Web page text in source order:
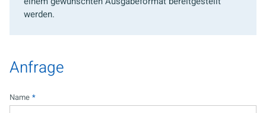
werden.
Anfrage
Name *